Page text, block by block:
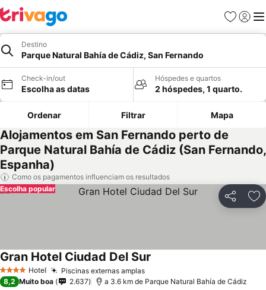
Favoritos
Iniciar
Destino
Parque Natural Bahía de Cádiz, San Fernando
Check-in/out
Escolha as datas
Hóspedes e quartos
2 hóspedes, 1 quarto.
Ordenar Filtrar Mapa
Alojamentos em San Fernando perto de
Parque Natural Bahía de Cádiz (San Fernando,
Espanha)
Como os pagamentos influenciam os resultados
Partilhar
Escolha popular
4 EstrelasHotel Piscinas externas amplas
Gran Hotel Ciudad Del Sur
8,2 Muito boa 2.637 a 3.6 km de Parque Natural Bahía de Cádiz